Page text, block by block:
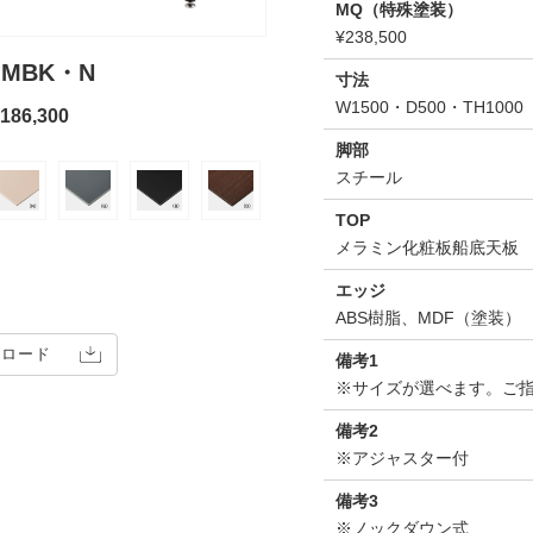
・N
本体価
ード
MQ（特殊塗装）
¥238,500
寸法
W1500・D500・TH1000
脚部
スチール
TOP
メラミン化粧板船底天板
エッジ
ABS樹脂、MDF（塗装）
備考1
※サイズが選べます。ご指
備考2
※アジャスター付
備考3
※ノックダウン式